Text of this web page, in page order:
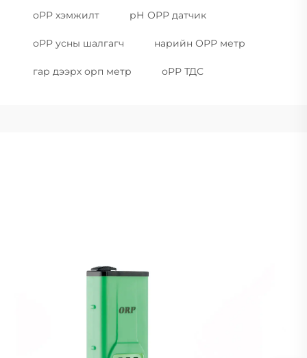
оРР хэмжилт рН ОРР датчик
оРР усны шалгагч нарийн ОРР метр
гар дээрх орп метр оРР ТДС